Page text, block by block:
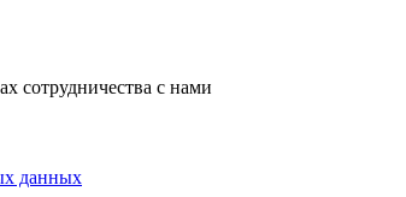
сотрудничества с нами
данных